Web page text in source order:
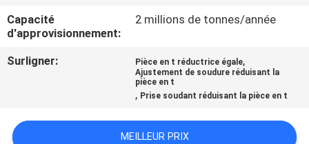
DE
LA
CONTACT
Capacité
d'approvisionnement:
2 millions de tonnes/année
Surligner: Pièce en t réductrice égale,
Ajustement de soudure réduisant la
pièce en t
, Prise soudant réduisant la pièce en t
MEILLEUR PRIX